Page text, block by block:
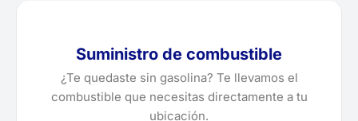
Suministro de combustible
¿Te quedaste sin gasolina? Te llevamos el
combustible que necesitas directamente a tu
ubicación.